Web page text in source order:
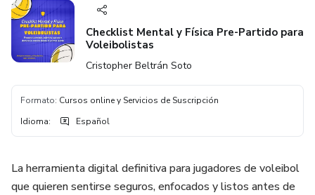
Checklist Mental y Física Pre-Partido para
Voleibolistas
Cristopher Beltrán Soto
Formato: Cursos online y Servicios de Suscripción
Idioma: Español
La herramienta digital definitiva para jugadores de voleibol
que quieren sentirse seguros, enfocados y listos antes de